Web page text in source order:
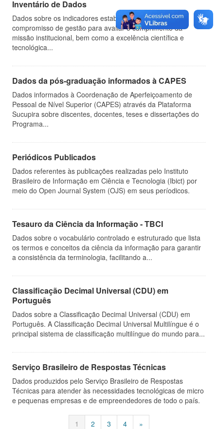
Inventário de Dados
Dados sobre os indicadores estabelecidos nos termos de
compromisso de gestão para avaliar o cumprimento da
missão institucional, bem como a excelência científica e
tecnológica...
Dados da pós-graduação informados à CAPES
Dados informados à Coordenação de Aperfeiçoamento de
Pessoal de Nível Superior (CAPES) através da Plataforma
Sucupira sobre discentes, docentes, teses e dissertações do
Programa...
Periódicos Publicados
Dados referentes às publicações realizadas pelo Instituto
Brasileiro de Informação em Ciência e Tecnologia (Ibict) por
meio do Open Journal System (OJS) em seus períodicos.
Tesauro da Ciência da Informação - TBCI
Dados sobre o vocabulário controlado e estruturado que lista
os termos e conceitos da ciência da informação para garantir
a consistência da terminologia, facilitando a...
Classificação Decimal Universal (CDU) em
Português
Dados sobre a Classificação Decimal Universal (CDU) em
Português. A Classificação Decimal Universal Multilíngue é o
principal sistema de classificação multilíngue do mundo para...
Serviço Brasileiro de Respostas Técnicas
Dados produzidos pelo Serviço Brasileiro de Respostas
Técnicas para atender às necessidades tecnológicas de micro
e pequenas empresas e de empreendedores de todo o país.
1 2 3 4 »